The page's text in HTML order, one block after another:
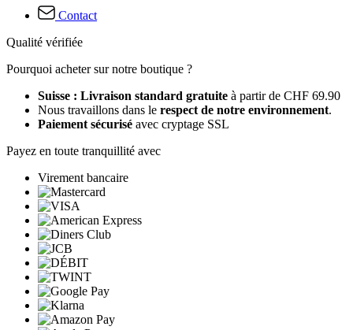
Contact
Qualité vérifiée
Pourquoi acheter sur notre boutique ?
Suisse : Livraison standard gratuite à partir de CHF 69.90
Nous travaillons dans le respect de notre environnement.
Paiement sécurisé avec cryptage SSL
Payez en toute tranquillité avec
Virement bancaire